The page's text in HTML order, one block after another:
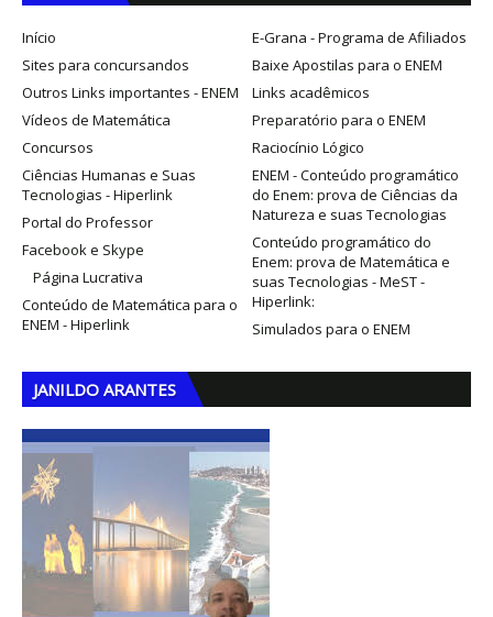
Início
E-Grana - Programa de Afiliados
Sites para concursandos
Baixe Apostilas para o ENEM
Outros Links importantes - ENEM
Links acadêmicos
Vídeos de Matemática
Preparatório para o ENEM
Concursos
Raciocínio Lógico
Ciências Humanas e Suas
Tecnologias - Hiperlink
ENEM - Conteúdo programático
do Enem: prova de Ciências da
Natureza e suas Tecnologias
Portal do Professor
Conteúdo programático do
Enem: prova de Matemática e
suas Tecnologias - MeST -
Hiperlink:
Facebook e Skype
Página Lucrativa
Conteúdo de Matemática para o
ENEM - Hiperlink
Simulados para o ENEM
JANILDO ARANTES